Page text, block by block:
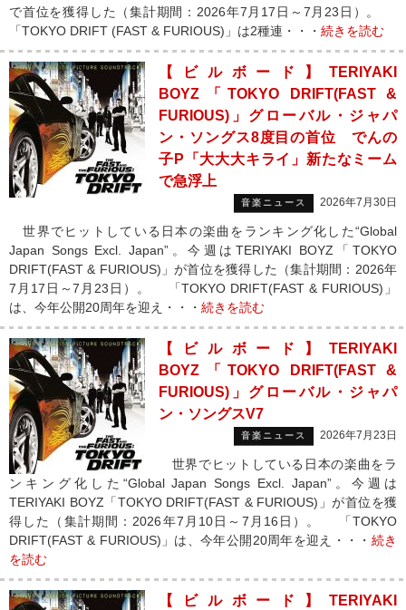
で首位を獲得した（集計期間：2026年7月17日～7月23日）。
「TOKYO DRIFT (FAST & FURIOUS)」は2種連・・・ 続きを読む
【ビルボード】TERIYAKI
BOYZ「TOKYO DRIFT(FAST &
FURIOUS)」グローバル・ジャパ
ン・ソングス8度目の首位 でんの
子P「大大大キライ」新たなミーム
で急浮上
音楽ニュース 2026年7月30日
世界でヒットしている日本の楽曲をランキング化した“Global
Japan Songs Excl. Japan”。今週はTERIYAKI BOYZ「TOKYO
DRIFT(FAST & FURIOUS)」が首位を獲得した（集計期間：2026年
7月17日～7月23日）。 「TOKYO DRIFT(FAST & FURIOUS)」
は、今年公開20周年を迎え・・・ 続きを読む
【ビルボード】TERIYAKI
BOYZ「TOKYO DRIFT(FAST &
FURIOUS)」グローバル・ジャパ
ン・ソングスV7
音楽ニュース 2026年7月23日
世界でヒットしている日本の楽曲をラ
ンキング化した“Global Japan Songs Excl. Japan”。今週は
TERIYAKI BOYZ「TOKYO DRIFT(FAST & FURIOUS)」が首位を獲
得した（集計期間：2026年7月10日～7月16日）。 「TOKYO
DRIFT(FAST & FURIOUS)」は、今年公開20周年を迎え・・・ 続き
を読む
【ビルボード】TERIYAKI